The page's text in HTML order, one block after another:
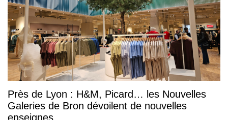
Près de Lyon : H&M, Picard… les Nouvelles
Galeries de Bron dévoilent de nouvelles
enseignes